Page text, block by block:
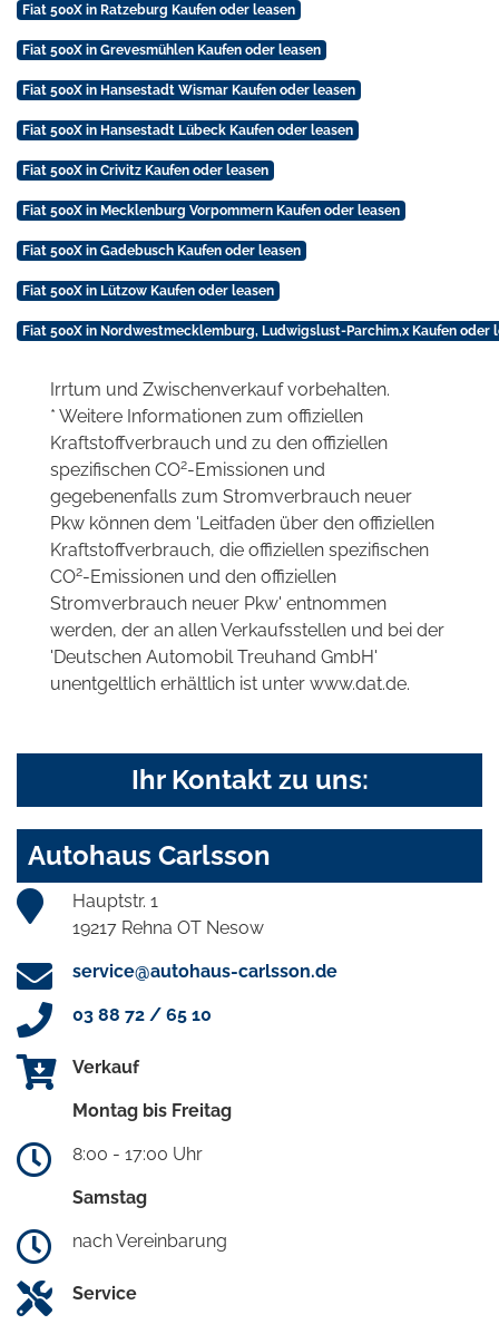
Fiat 500X in Ratzeburg Kaufen oder leasen
Fiat 500X in Grevesmühlen Kaufen oder leasen
Fiat 500X in Hansestadt Wismar Kaufen oder leasen
Fiat 500X in Hansestadt Lübeck Kaufen oder leasen
Fiat 500X in Crivitz Kaufen oder leasen
Fiat 500X in Mecklenburg Vorpommern Kaufen oder leasen
Fiat 500X in Gadebusch Kaufen oder leasen
Fiat 500X in Lützow Kaufen oder leasen
Fiat 500X in Nordwestmecklemburg, Ludwigslust-Parchim,x Kaufen oder
Irrtum und Zwischenverkauf vorbehalten.
* Weitere Informationen zum offiziellen
Kraftstoffverbrauch und zu den offiziellen
spezifischen CO2-Emissionen und
gegebenenfalls zum Stromverbrauch neuer
Pkw können dem 'Leitfaden über den offiziellen
Kraftstoffverbrauch, die offiziellen spezifischen
CO2-Emissionen und den offiziellen
Stromverbrauch neuer Pkw' entnommen
werden, der an allen Verkaufsstellen und bei der
'Deutschen Automobil Treuhand GmbH'
unentgeltlich erhältlich ist unter www.dat.de.
Ihr Kontakt zu uns:
Autohaus Carlsson
Hauptstr. 1
19217 Rehna OT Nesow
service@autohaus-carlsson.de
03 88 72 / 65 10
Verkauf
Montag bis Freitag
8:00 - 17:00 Uhr
Samstag
nach Vereinbarung
Service